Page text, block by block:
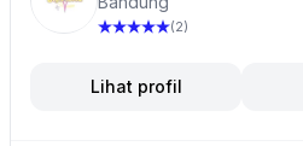
(2)
Lihat profil